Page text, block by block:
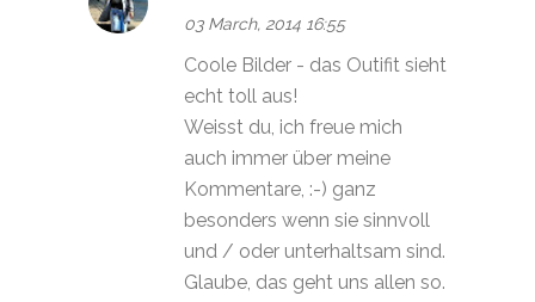
03 March, 2014 16:55
Coole Bilder - das Outifit sieht
echt toll aus!
Weisst du, ich freue mich
auch immer über meine
Kommentare, :-) ganz
besonders wenn sie sinnvoll
und / oder unterhaltsam sind.
Glaube, das geht uns allen so.